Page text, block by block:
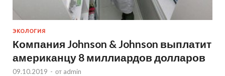
ЭКОЛОГИЯ
Компания Johnson & Johnson выплатит
американцу 8 миллиардов долларов
09.10.2019 - от admin